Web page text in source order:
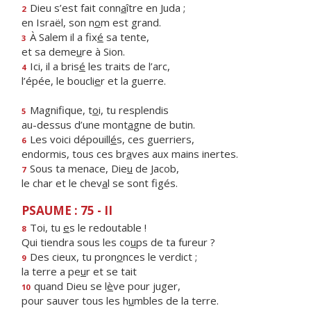
2 Dieu s’est fait connaître en Juda ;
en Israël, son nom est grand.
3 À Salem il a fixé sa tente,
et sa demeure à Sion.
4 Ici, il a brisé les traits de l’arc,
l’épée, le bouclier et la guerre.
5 Magnifique, toi, tu resplendis
au-dessus d’une montagne de butin.
6 Les voici dépouillés, ces guerriers,
endormis, tous ces braves aux mains inertes.
7 Sous ta menace, Dieu de Jacob,
le char et le cheval se sont figés.
PSAUME : 75 - II
8 Toi, tu es le redoutable !
Qui tiendra sous les coups de ta fureur ?
9 Des cieux, tu prononces le verdict ;
la terre a peur et se tait
10 quand Dieu se lève pour juger,
pour sauver tous les humbles de la terre.